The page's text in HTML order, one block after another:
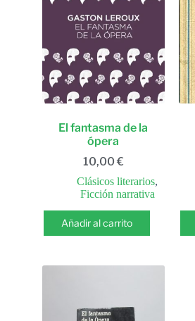
El fantasma de la
ópera
10,00 €
Clásicos literarios,
Ficción narrativa
Añadir al carrito